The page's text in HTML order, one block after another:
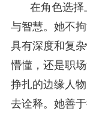
在角色选
与智慧。她不
具有深度和复
懵懂，还是职
挣扎的边缘人
去诠释。她善